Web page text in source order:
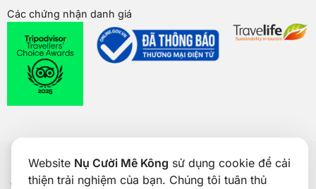
Website Nụ Cười Mê Kông sử dụng cookie để cải
thiện trải nghiệm của bạn. Chúng tôi tuân thủ
Các chứng nhận danh giá
® 2026. CÔNG TY CỔ PHẦN
THƯƠNG MẠI DU LỊCH NỤ CƯỜI MÊ KÔNG. GPDKKD: 1801511350
do sở KH & ĐT TP. Cần Thơ cấp ngày 24/01/2017. Số giấy phép kinh